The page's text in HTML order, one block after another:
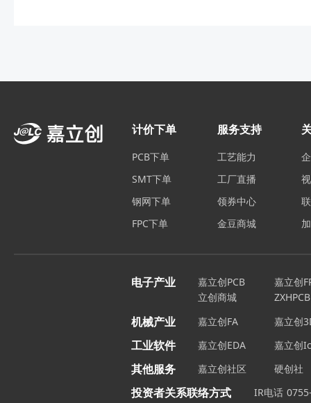
计价下单
PCB下单
SMT下单
钢网下单
FPC下单
服务支持
工艺能力
工厂直播
领券中心
金豆商城
电子产业 嘉立创PCB
嘉立创
立创商城
ZXHPCB
机械产业 嘉立创FA 嘉立创
工业软件 嘉立创EDA 嘉立创
其他服务 嘉立创社区 硬创社
投资者关系联络方式 IR电话